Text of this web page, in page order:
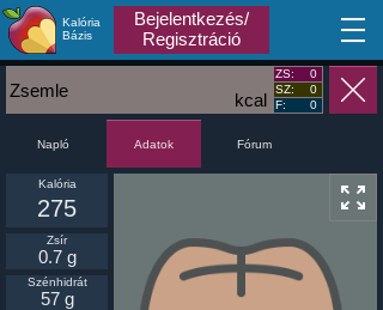
Kalória
Bázis
Bejelentkezés/
Regisztráció
MA
kcal
Zsemle
ZS:
0
SZ:
0
F:
0
Napló Adatok Fórum
Kalória
275
Zsír
0.7 g
Szénhidrát
57 g